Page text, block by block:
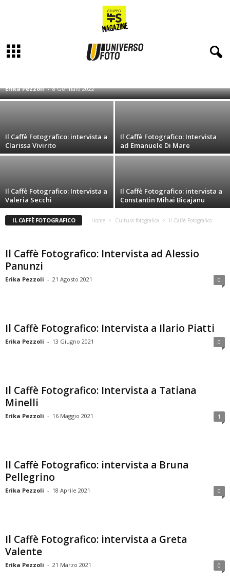
INTERVISTE
SALOTTO FOTOGRAFICO, PRIMI PASSI NELLA FOTOGRAFIA
STORYTELLING
TECNICA DEL COLORE
UNA FOTO, UNA STORIA
Il Caffè Fotografico: intervista a Gabriele
Erika Pezzoli - 8 Gennaio 2022
Il Caffè Fotografico: intervista a
Clarissa Vivirito
Il Caffè Fotografico: Intervista
ad Emanuele Di Mare
Il Caffè Fotografico: Intervista a
Valeria Secchi
Il Caffè Fotografico: intervista a
Constantin Mihai Bicajanu
IL CAFFÈ FOTOGRAFICO Home Cultura fotografica Il Caffè Fotografico
Il Caffè Fotografico: Intervista ad Alessio
Panunzi
Erika Pezzoli - 21 Agosto 2021 0
Il Caffè Fotografico: Intervista a Ilario Piatti
Erika Pezzoli - 13 Giugno 2021 0
Il Caffè Fotografico: Intervista a Tatiana
Minelli
Erika Pezzoli - 16 Maggio 2021 1
Il Caffè Fotografico: intervista a Bruna
Pellegrino
Erika Pezzoli - 18 Aprile 2021 0
Il Caffè Fotografico: intervista a Greta
Valente
Erika Pezzoli - 21 Marzo 2021 0